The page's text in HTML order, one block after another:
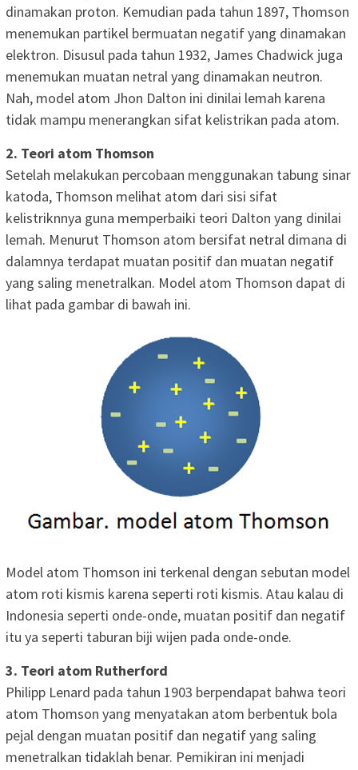
dinamakan proton. Kemudian pada tahun 1897, Thomson
menemukan partikel bermuatan negatif yang dinamakan
elektron. Disusul pada tahun 1932, James Chadwick juga
menemukan muatan netral yang dinamakan neutron.
Nah, model atom Jhon Dalton ini dinilai lemah karena
tidak mampu menerangkan sifat kelistrikan pada atom.
2. Teori atom Thomson
Setelah melakukan percobaan menggunakan tabung sinar
katoda, Thomson melihat atom dari sisi sifat
kelistriknnya guna memperbaiki teori Dalton yang dinilai
lemah. Menurut Thomson atom bersifat netral dimana di
dalamnya terdapat muatan positif dan muatan negatif
yang saling menetralkan. Model atom Thomson dapat di
lihat pada gambar di bawah ini.
Model atom Thomson ini terkenal dengan sebutan model
atom roti kismis karena seperti roti kismis. Atau kalau di
Indonesia seperti onde-onde, muatan positif dan negatif
itu ya seperti taburan biji wijen pada onde-onde.
3. Teori atom Rutherford
Philipp Lenard pada tahun 1903 berpendapat bahwa teori
atom Thomson yang menyatakan atom berbentuk bola
pejal dengan muatan positif dan negatif yang saling
menetralkan tidaklah benar. Pemikiran ini menjadi